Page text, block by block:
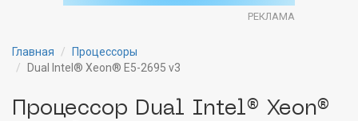
РЕКЛАМА
Главная
Процессоры
Dual Intel® Xeon® E5-2695 v3
Процессор Dual Intel® Xeon®